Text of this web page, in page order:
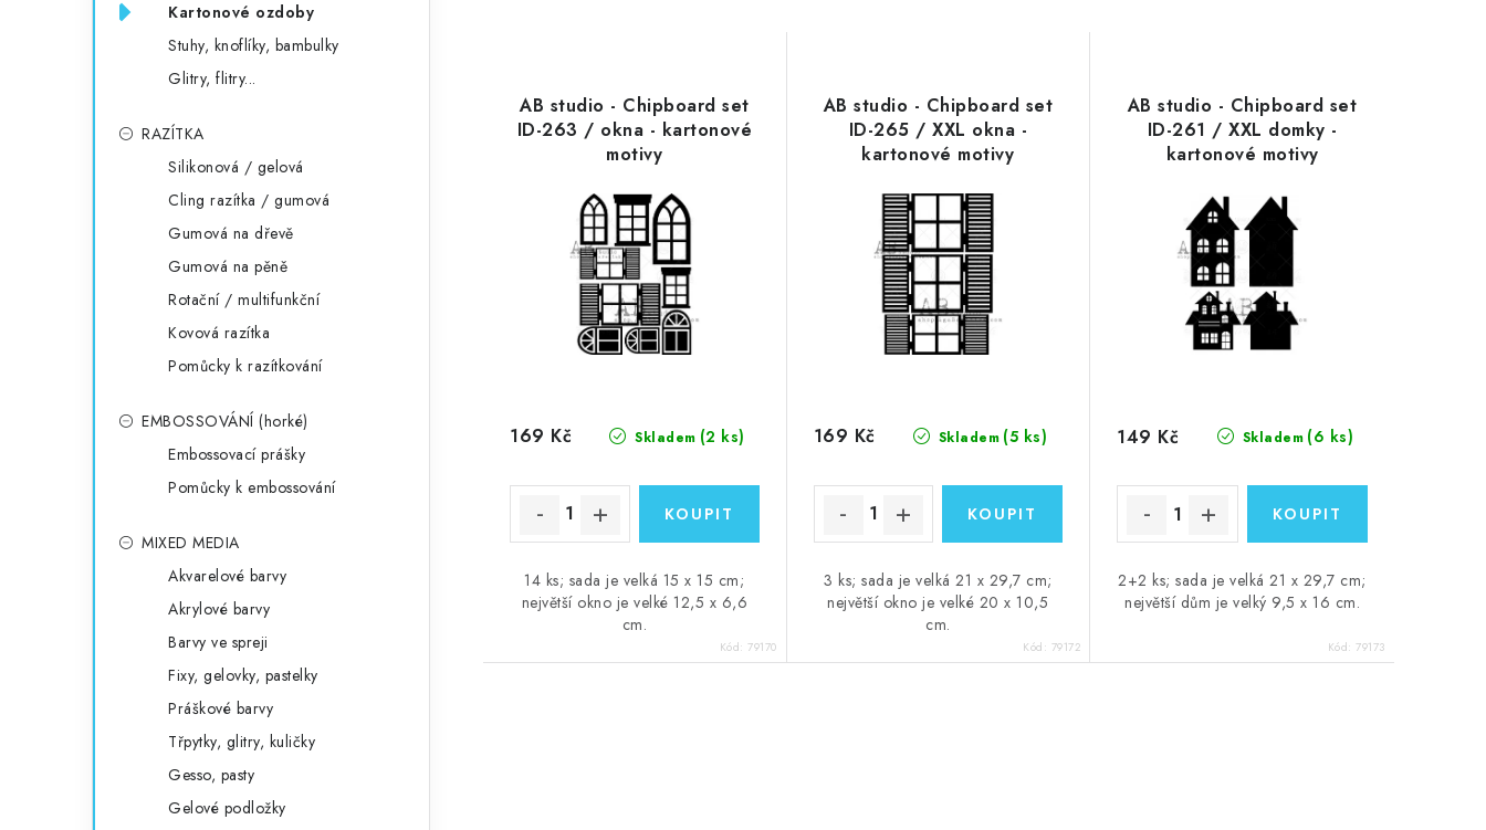
Kartonové ozdoby
Stuhy, knoflíky, bambulky
Glitry, flitry...
RAZÍTKA
Silikonová / gelová
Cling razítka / gumová
Gumová na dřevě
Gumová na pěně
Rotační / multifunkční
Kovová razítka
Pomůcky k razítkování
EMBOSSOVÁNÍ (horké)
Embossovací prášky
Pomůcky k embossování
MIXED MEDIA
Akvarelové barvy
Akrylové barvy
Barvy ve spreji
Fixy, gelovky, pastelky
Práškové barvy
Třpytky, glitry, kuličky
Gesso, pasty
Gelové podložky
AB studio - Chipboard set
ID-263 / okna - kartonové
motivy
Skladem (2 ks)
169 Kč
14 ks; sada je velká 15 x 15 cm;
největší okno je velké 12,5 x 6,6
cm.
Kód:79170
AB studio - Chipboard set
ID-265 / XXL okna -
kartonové motivy
Skladem (5 ks)
169 Kč
3 ks; sada je velká 21 x 29,7 cm;
největší okno je velké 20 x 10,5
cm.
Kód: 79172
AB studio - Chipboard set
ID-261 / XXL domky -
kartonové motivy
Skladem (6 ks)
149 Kč
2+2 ks; sada je velká 21 x 29,7 cm;
největší dům je velký 9,5 x 16 cm.
Kód:79173